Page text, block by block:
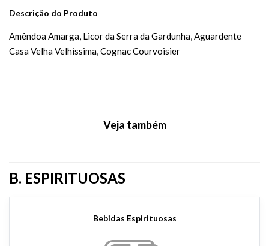
Descrição do Produto
Amêndoa Amarga, Licor da Serra da Gardunha, Aguardente
Casa Velha Velhissima, Cognac Courvoisier
Veja também
B. ESPIRITUOSAS
Bebidas Espirituosas